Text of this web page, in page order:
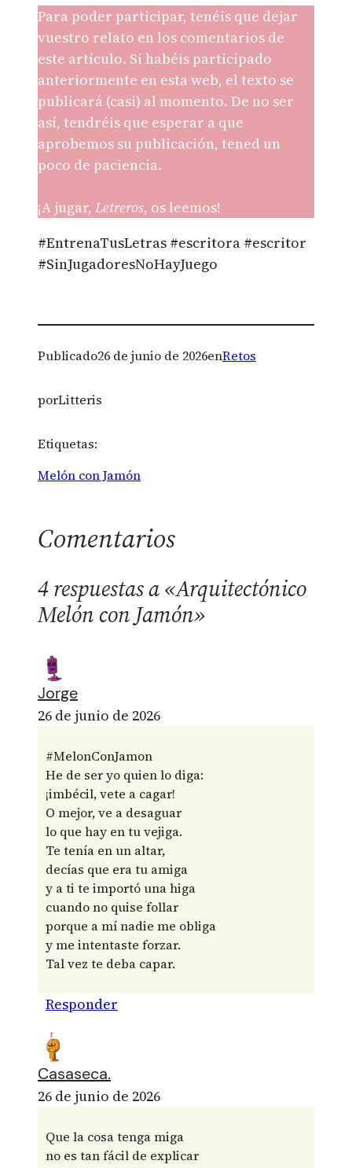
Para poder participar, tenéis que dejar
vuestro relato en los comentarios de
este artículo. Si habéis participado
anteriormente en esta web, el texto se
publicará (casi) al momento. De no ser
así, tendréis que esperar a que
aprobemos su publicación, tened un
poco de paciencia.
¡A jugar, Letreros, os leemos!
#EntrenaTusLetras #escritora #escritor
#SinJugadoresNoHayJuego
Publicado26 de junio de 2026enRetos
porLitteris
Etiquetas:
Melón con Jamón
Comentarios
4 respuestas a «Arquitectónico
Melón con Jamón»
Jorge
26 de junio de 2026
#MelonConJamon
He de ser yo quien lo diga:
¡imbécil, vete a cagar!
O mejor, ve a desaguar
lo que hay en tu vejiga.
Te tenía en un altar,
decías que era tu amiga
y a ti te importó una higa
cuando no quise follar
porque a mí nadie me obliga
y me intentaste forzar.
Tal vez te deba capar.
Responder
Casaseca.
26 de junio de 2026
Que la cosa tenga miga
no es tan fácil de explicar